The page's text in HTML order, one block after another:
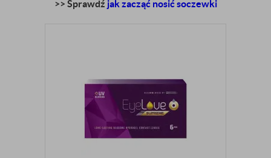
>> Sprawdź jak zacząć nosić soczewki